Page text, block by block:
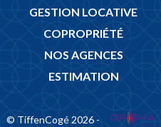
GESTION LOCATIVE
COPROPRIÉTÉ
NOS AGENCES
ESTIMATION
© TiffenCogé 2026 -